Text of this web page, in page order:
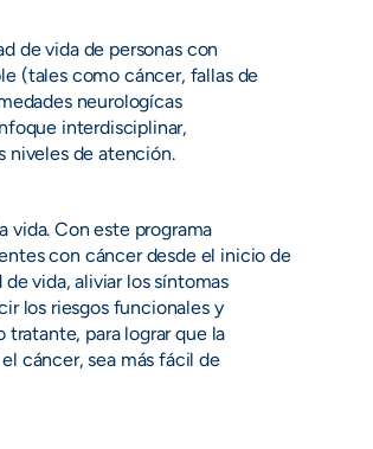
de vida de personas con
(tales como cáncer, fallas de
neurologícas
interdisciplinar,
niveles de atención.
vida. Con este programa
con cáncer desde el inicio de
vida, aliviar los síntomas
los riesgos funcionales y
para lograr que la
cáncer, sea más fácil de